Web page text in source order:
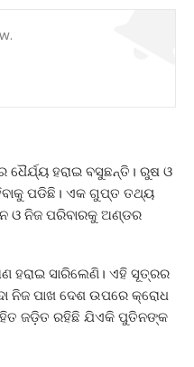
ହରାଇ ବସୁଛନ୍ତି। ରୁଷ ଓ
ପଡିଛି। ଏକ ଗୁପ୍ତ ତଥ୍ୟ
ଓ ନିଜ ପରିବାରକୁ ଅଣ୍ଡର
ହରାଇ ସାରିଲେଣି। ଏହି ସୂତ୍ରର
ନିଜ ପାଖ ଦେଶ ଉପରେ କ୍ରୋଧ
ଜଡ଼ିତ ରହିଛି ଯିଏକି ପୁତିନଙ୍କ